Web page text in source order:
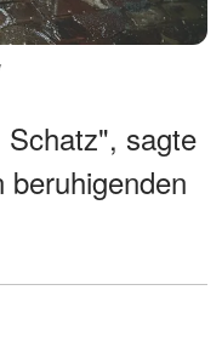
sagte
beruhigenden